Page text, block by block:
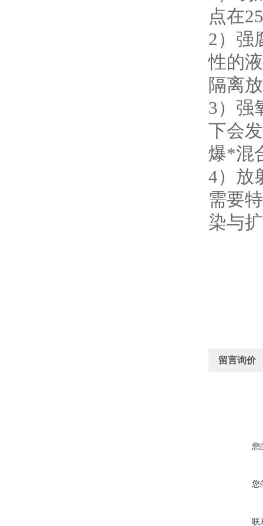
点在
2）强
性的
隔离
3）强
下会
爆*混
4）放
需要
染与
留言询价
您
您
联